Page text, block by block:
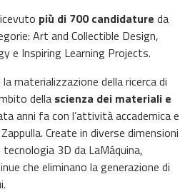
più di 700 candidature da
Art and Collectible Design,
e Inspiring Learning Projects.
materializzazione della ricerca di
della scienza dei materiali e
anni fa con l’attività accademica e
Create in diverse dimensioni
3D da LaMáquina,
che eliminano la generazione di